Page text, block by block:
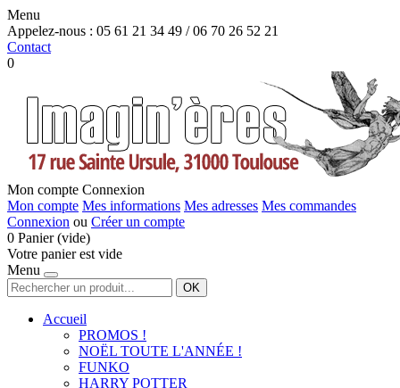
Menu
Appelez-nous : 05 61 21 34 49 / 06 70 26 52 21
Contact
0
Mon compte Connexion
Mon compte Mes informations Mes adresses Mes commandes
Connexion ou Créer un compte
0 Panier (vide)
Votre panier est vide
Menu
OK
Accueil
PROMOS !
NOËL TOUTE L'ANNÉE !
FUNKO
HARRY POTTER